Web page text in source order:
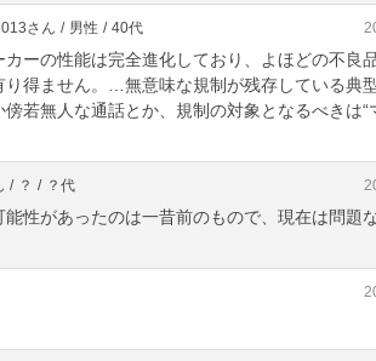
さん / 男性 / 40代
ーの性能は完全進化しており、よほどの不良
得ません。…無意味な規制が残存している典型
若無人な通話とか、規制の対象となるべきは“
/ ？ / ？代
性があったのは一昔前のもので、現在は問題